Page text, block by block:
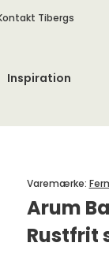
Tibergs
Inspiration
Arum
Rustfrit
Varemærke: